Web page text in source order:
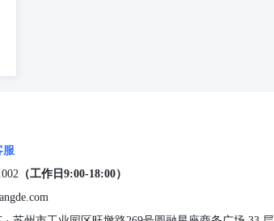
服
（工作日9:00-18:00）